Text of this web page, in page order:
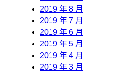
2019 年 8 月
2019 年 7 月
2019 年 6 月
2019 年 5 月
2019 年 4 月
2019 年 3 月